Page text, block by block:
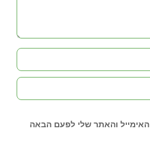
והאתר שלי לפעם הבאה